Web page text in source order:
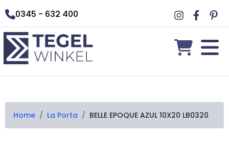
0345 - 632 400
Home / La Porta / BELLE EPOQUE AZUL 10X20 LB0320